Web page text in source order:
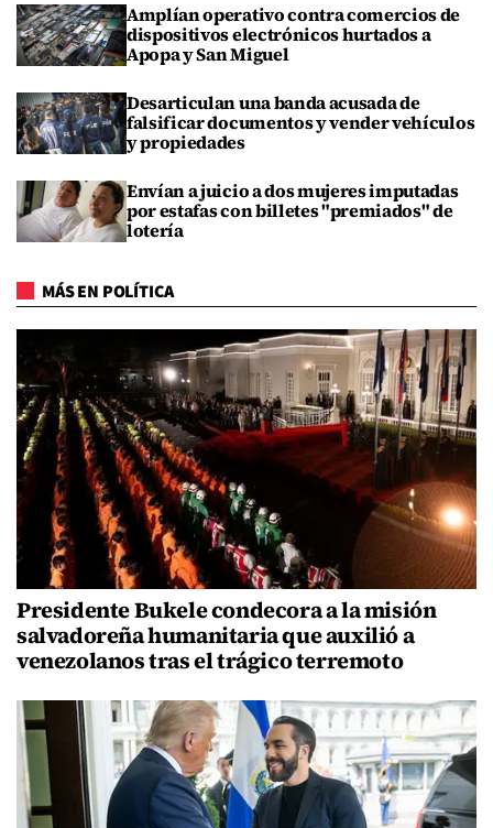
Amplían operativo contra comercios de
dispositivos electrónicos hurtados a
Apopa y San Miguel
Desarticulan una banda acusada de
falsificar documentos y vender vehículos
y propiedades
Envían a juicio a dos mujeres imputadas
por estafas con billetes "premiados" de
lotería
MÁS EN POLÍTICA
Presidente Bukele condecora a la misión
salvadoreña humanitaria que auxilió a
venezolanos tras el trágico terremoto